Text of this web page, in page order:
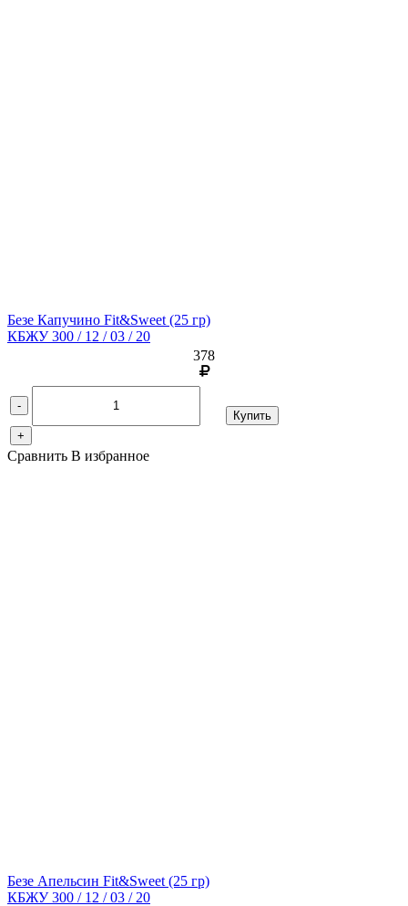
Безе Капучино Fit&Sweet (25 гр)
КБЖУ 300 / 12 / 03 / 20
378
-
+
Купить
Сравнить В избранное
Безе Апельсин Fit&Sweet (25 гр)
КБЖУ 300 / 12 / 03 / 20